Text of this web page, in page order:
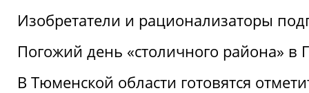
Изобретатели и рационализаторы
Погожий день «столичного района» в
В Тюменской области готовятся